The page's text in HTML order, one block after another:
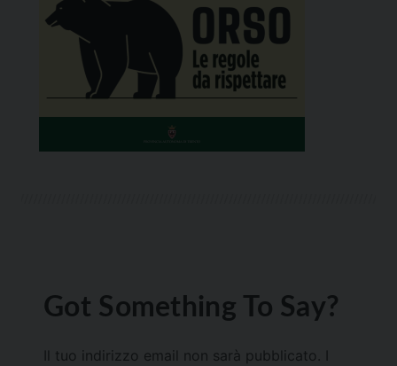
Got Something To Say?
Il tuo indirizzo email non sarà pubblicato.